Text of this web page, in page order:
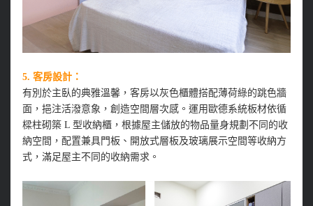
5. 客房設計：
有別於主臥的典雅溫馨，客房以灰色櫃體搭配薄荷綠的跳色牆
面，挹注活潑意象，創造空間層次感。運用歐德系統板材依循
樑柱砌築 L 型收納櫃，根據屋主儲放的物品量身規劃不同的收
納空間，配置兼具門板、開放式層板及玻璃展示空間等收納方
式，滿足屋主不同的收納需求。